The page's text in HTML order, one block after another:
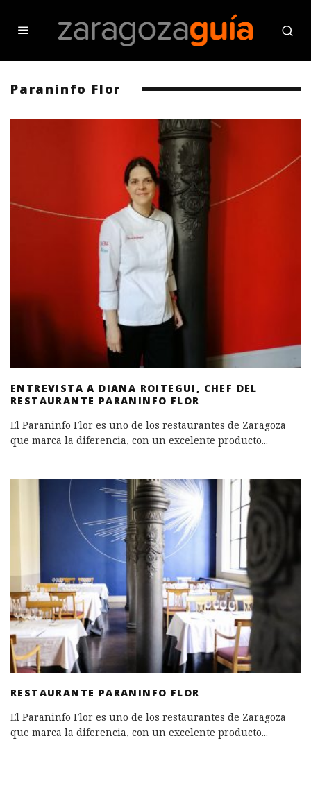
Paraninfo Flor
ENTREVISTA A DIANA ROITEGUI, CHEF DEL
RESTAURANTE PARANINFO FLOR
El Paraninfo Flor es uno de los restaurantes de Zaragoza
que marca la diferencia, con un excelente producto...
RESTAURANTE PARANINFO FLOR
El Paraninfo Flor es uno de los restaurantes de Zaragoza
que marca la diferencia, con un excelente producto...